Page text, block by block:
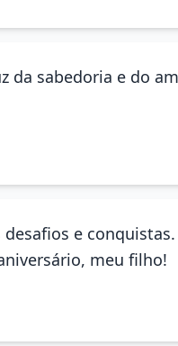
da sabedoria e do
e
meu filho!